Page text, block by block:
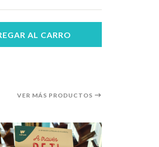
AL CARRO
VER MÁS PRODUCTOS